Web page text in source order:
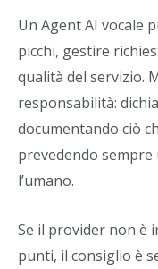
Un Agent AI vocale
picchi, gestire
qualità del servizio.
responsabilità:
documentando ciò
prevedendo sempre
l’umano.
Se il provider non è
punti, il consiglio è